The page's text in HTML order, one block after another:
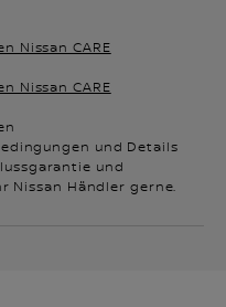
Nissan CARE
Nissan CARE
und Details
und
Nissan Händler gerne.